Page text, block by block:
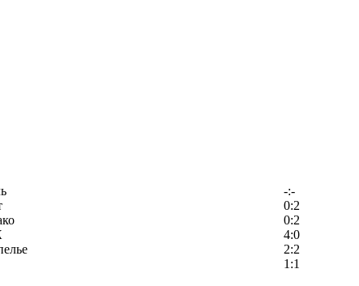
-:-
0:2
0:2
4:0
2:2
1:1